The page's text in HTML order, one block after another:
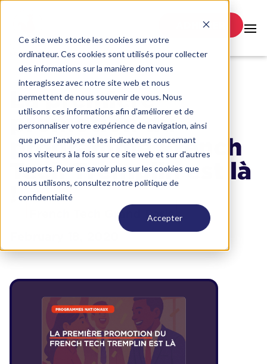
Ce site web stocke les cookies sur votre
ordinateur. Ces cookies sont utilisés pour collecter
des informations sur la manière dont vous
interagissez avec notre site web et nous
permettent de nous souvenir de vous. Nous
utilisons ces informations afin d'améliorer et de
personnaliser votre expérience de navigation, ainsi
que pour l'analyse et les indicateurs concernant
nos visiteurs à la fois sur ce site web et sur d'autres
supports. Pour en savoir plus sur les cookies que
nous utilisons, consultez notre politique de
confidentialité
Accepter
ADHÉRER
La première
promotion du
programme French
Tech Tremplin est là
French Tech Grand Paris